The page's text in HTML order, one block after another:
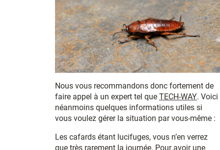
Nous vous recommandons donc fortement de
faire appel à un expert tel que TECH-WAY. Voici
néanmoins quelques informations utiles si
vous voulez gérer la situation par vous-même :
Les cafards étant lucifuges, vous n’en verrez
que très rarement la journée. Pour avoir une